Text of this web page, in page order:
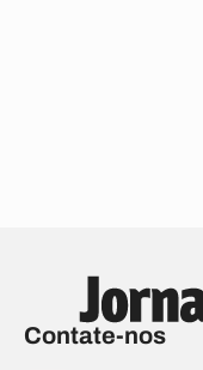
Contate-nos